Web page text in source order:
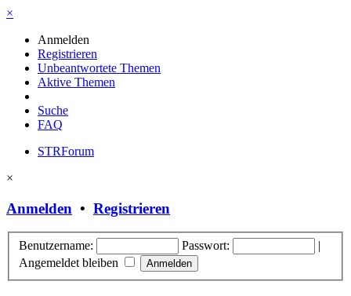
×
Anmelden
Registrieren
Unbeantwortete Themen
Aktive Themen
Suche
FAQ
STRForum
×
Anmelden • Registrieren
Benutzername: Passwort:
|
Angemeldet bleiben